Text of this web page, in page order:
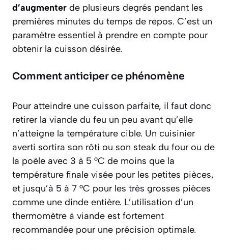
d’augmenter de plusieurs degrés pendant les
premières minutes du temps de repos. C’est un
paramètre essentiel à prendre en compte pour
obtenir la cuisson désirée.
Comment anticiper ce phénomène
Pour atteindre une cuisson parfaite, il faut donc
retirer la viande du feu un peu avant qu’elle
n’atteigne la température cible. Un cuisinier
averti sortira son rôti ou son steak du four ou de
la poêle avec 3 à 5 °C de moins que la
température finale visée pour les petites pièces,
et jusqu’à 5 à 7 °C pour les très grosses pièces
comme une dinde entière. L’utilisation d’un
thermomètre à viande est fortement
recommandée pour une précision optimale.